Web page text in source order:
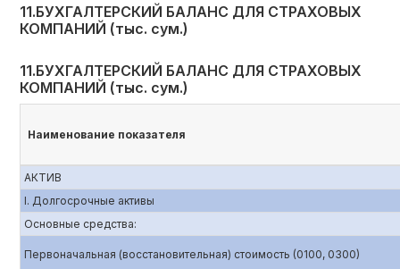
11.БУХГАЛТЕРСКИЙ БАЛАНС ДЛЯ СТРАХОВЫХ
КОМПАНИЙ (тыс. сум.)
11.БУХГАЛТЕРСКИЙ БАЛАНС ДЛЯ СТРАХОВЫХ
КОМПАНИЙ (тыс. сум.)
Наименование показателя
АКТИВ
I. Долгосрочные активы
Основные средства:
Первоначальная (восстановительная) стоимость (0100, 0300)